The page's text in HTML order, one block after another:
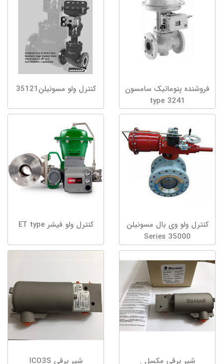
فروشنده پنوماتیک سامسون
type 3241
کنترل ولو مسونیلن35121
کنترل ولو وی بال مسونیلن
35000 Series
کنترل ولو فیشر ET type
شیر برقی مکسل .
شیر برقی ICO3S